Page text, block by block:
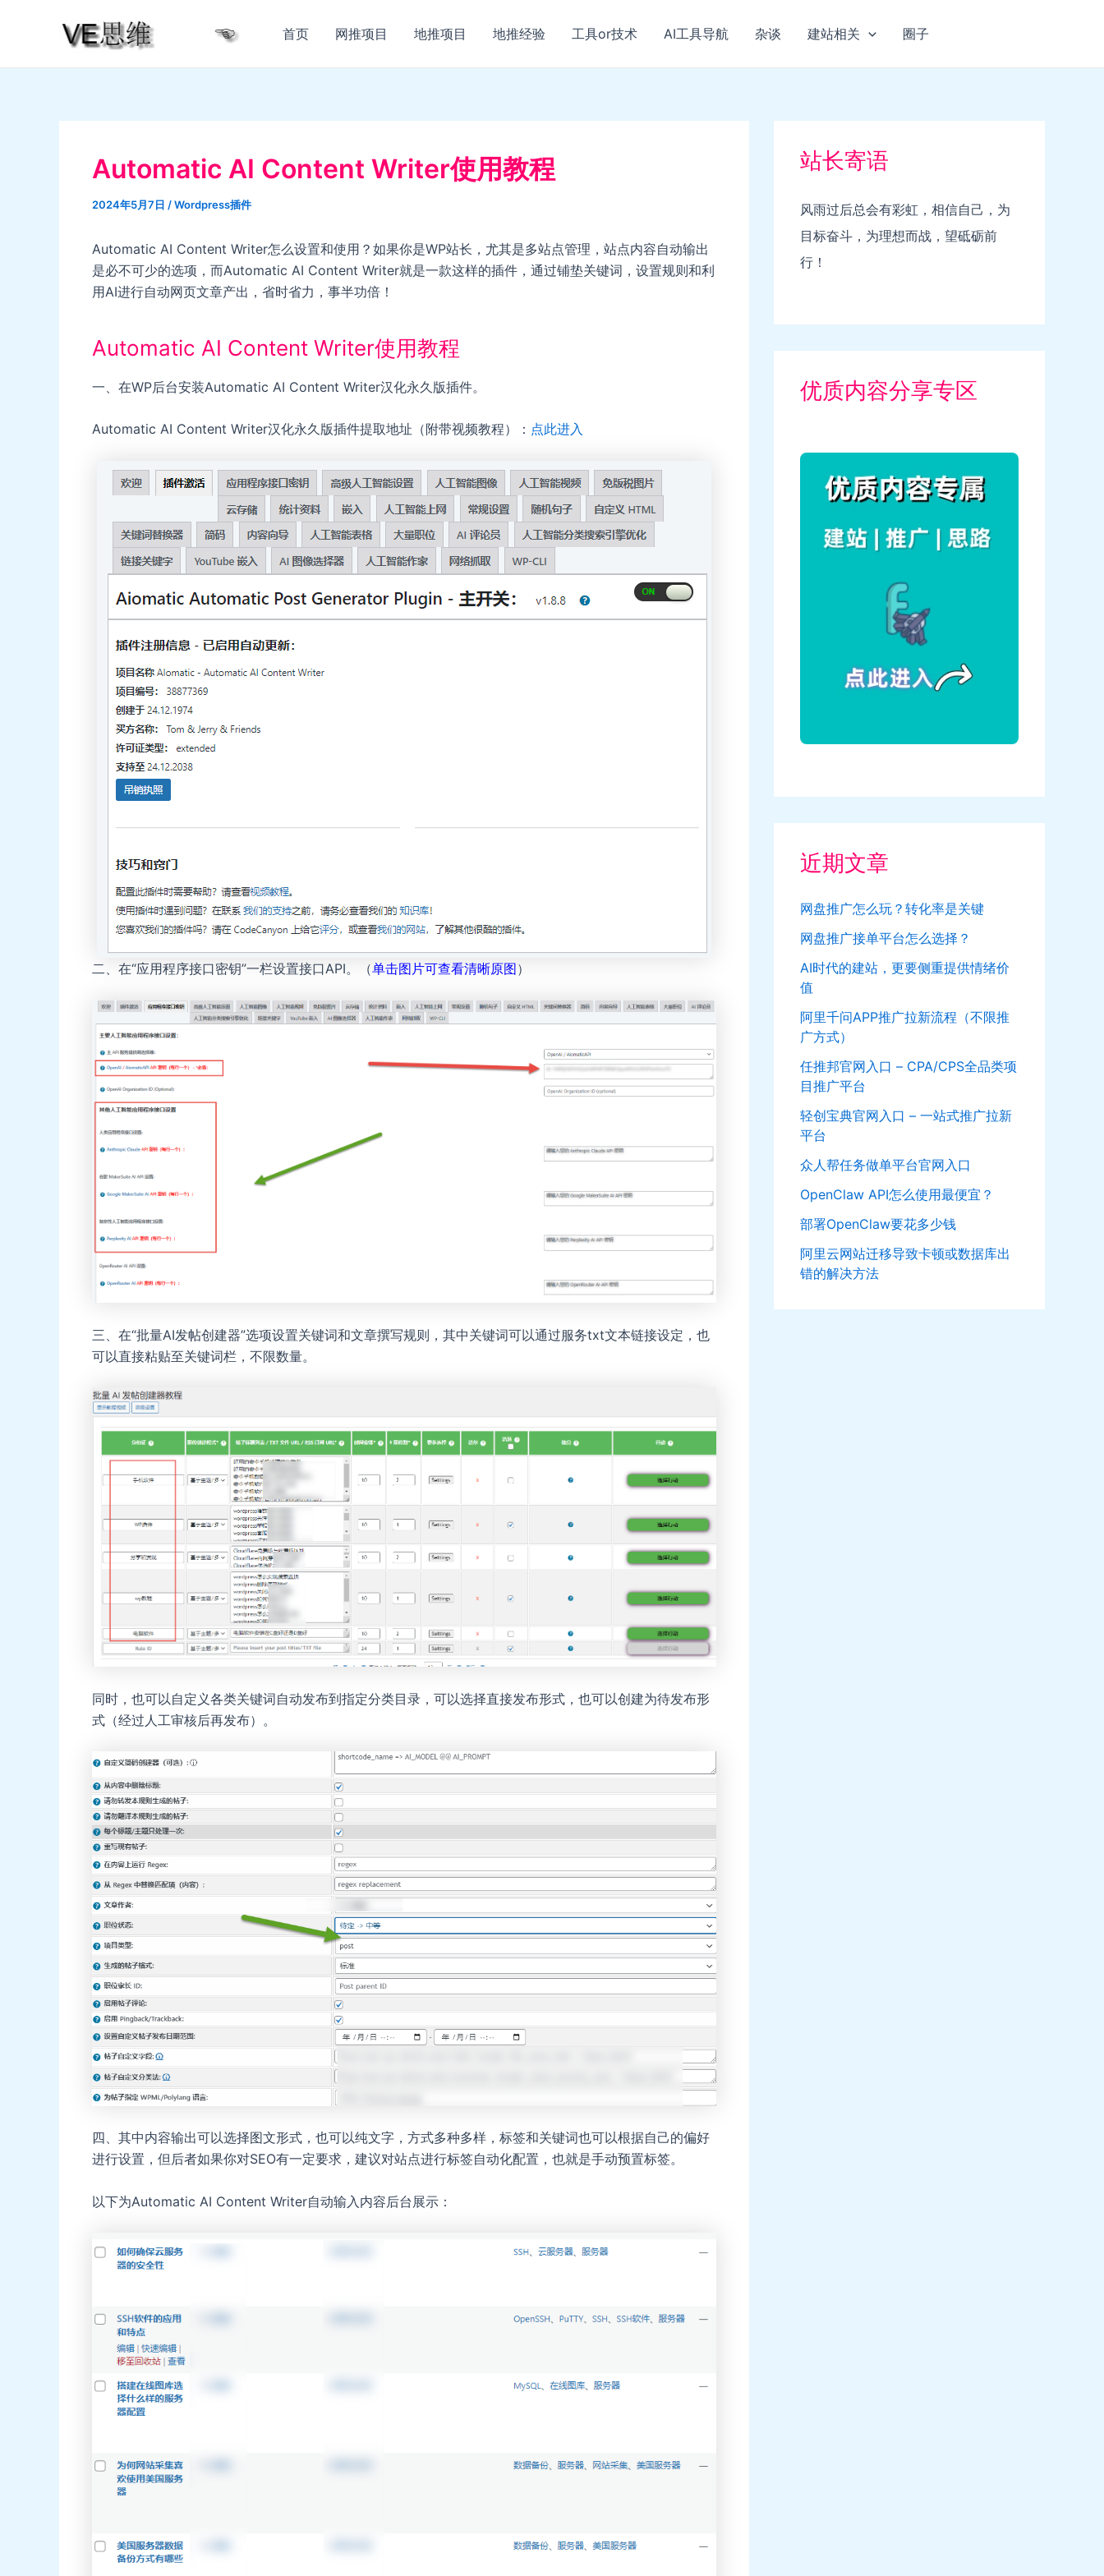
首页 网推项目 地推项目 地推经验 工具or技术 AI工具导航 杂谈 建站相关 圈子
Automatic AI Content Writer使用教程
2024年5月7日 /Wordpress插件
Automatic AI Content Writer怎么设置和使用？如果你是WP站长，尤其是多站点管理，站点内容自动输出
是必不可少的选项，而Automatic AI Content Writer就是一款这样的插件，通过铺垫关键词，设置规则和利
用AI进行自动网页文章产出，省时省力，事半功倍！
Automatic AI Content Writer使用教程
一、在WP后台安装Automatic AI Content Writer汉化永久版插件。
Automatic AI Content Writer汉化永久版插件提取地址（附带视频教程）： 点此进入
二、在“应用程序接口密钥”一栏设置接口API。（单击图片可查看清晰原图）
三、在“批量AI发帖创建器”选项设置关键词和文章撰写规则，其中关键词可以通过服务txt文本链接设定，也
可以直接粘贴至关键词栏，不限数量。
同时，也可以自定义各类关键词自动发布到指定分类目录，可以选择直接发布形式，也可以创建为待发布形
式（经过人工审核后再发布）。
四、其中内容输出可以选择图文形式，也可以纯文字，方式多种多样，标签和关键词也可以根据自己的偏好
进行设置，但后者如果你对SEO有一定要求，建议对站点进行标签自动化配置，也就是手动预置标签。
以下为Automatic AI Content Writer自动输入内容后台展示：
站长寄语
风雨过后总会有彩虹，相信自己，为
目标奋斗，为理想而战，望砥砺前
行！
优质内容分享专区
近期文章
网盘推广怎么玩？转化率是关键
网盘推广接单平台怎么选择？
AI时代的建站，更要侧重提供情绪价
值
阿里千问APP推广拉新流程（不限推
广方式）
任推邦官网入口 – CPA/CPS全品类项
目推广平台
轻创宝典官网入口 – 一站式推广拉新
平台
众人帮任务做单平台官网入口
OpenClaw API怎么使用最便宜？
部署OpenClaw要花多少钱
阿里云网站迁移导致卡顿或数据库出
错的解决方法